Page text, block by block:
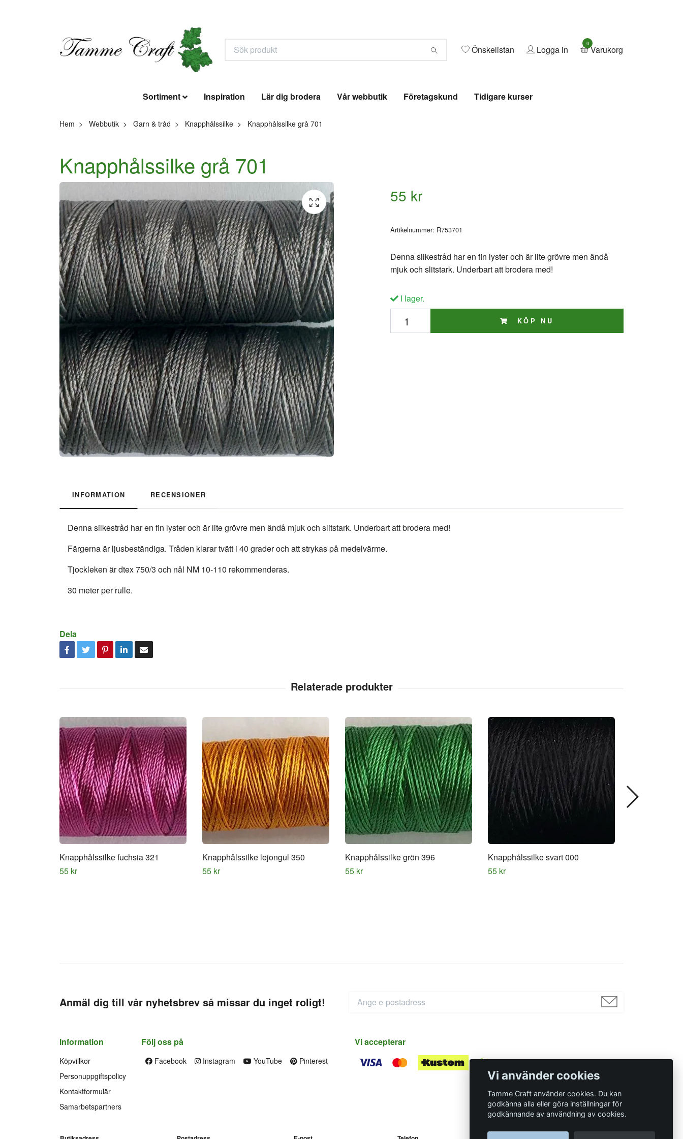
Önskelistan Logga in
0
Varukorg
Sortiment Inspiration Lär dig brodera Vår webbutik Företagskund Tidigare kurser
Hem Webbutik Garn & tråd Knapphålssilke Knapphålssilke grå 701
Knapphålssilke grå 701
55 kr
Artikelnummer: R753701
Denna silkestråd har en fin lyster och är lite grövre men ändå
mjuk och slitstark. Underbart att brodera med!
I lager.
KÖP NU
INFORMATION RECENSIONER
Denna silkestråd har en fin lyster och är lite grövre men ändå mjuk och slitstark. Underbart att brodera med!
Färgerna är ljusbeständiga. Tråden klarar tvätt i 40 grader och att strykas på medelvärme.
Tjockleken är dtex 750/3 och nål NM 10-110 rekommenderas.
30 meter per rulle.
Dela
Knapphålssilke fuchsia 321
55 kr
Knapphålssilke lejongul 350
55 kr
Knapphålssilke grön 396
55 kr
Knapphålssilke svart 000
55 kr
Anmäl dig till vår nyhetsbrev så missar du inget roligt!
Information
Köpvillkor
Personuppgiftspolicy
Kontaktformulär
Samarbetspartners
Följ oss på
Facebook Instagram YouTube Pinterest
Vi accepterar
Vi använder cookies
Tamme Craft använder cookies. Du kan
godkänna alla eller göra inställningar för
godkännande av användning av cookies.